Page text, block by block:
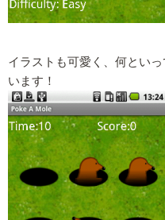
イラストも可愛く、何とい
います！